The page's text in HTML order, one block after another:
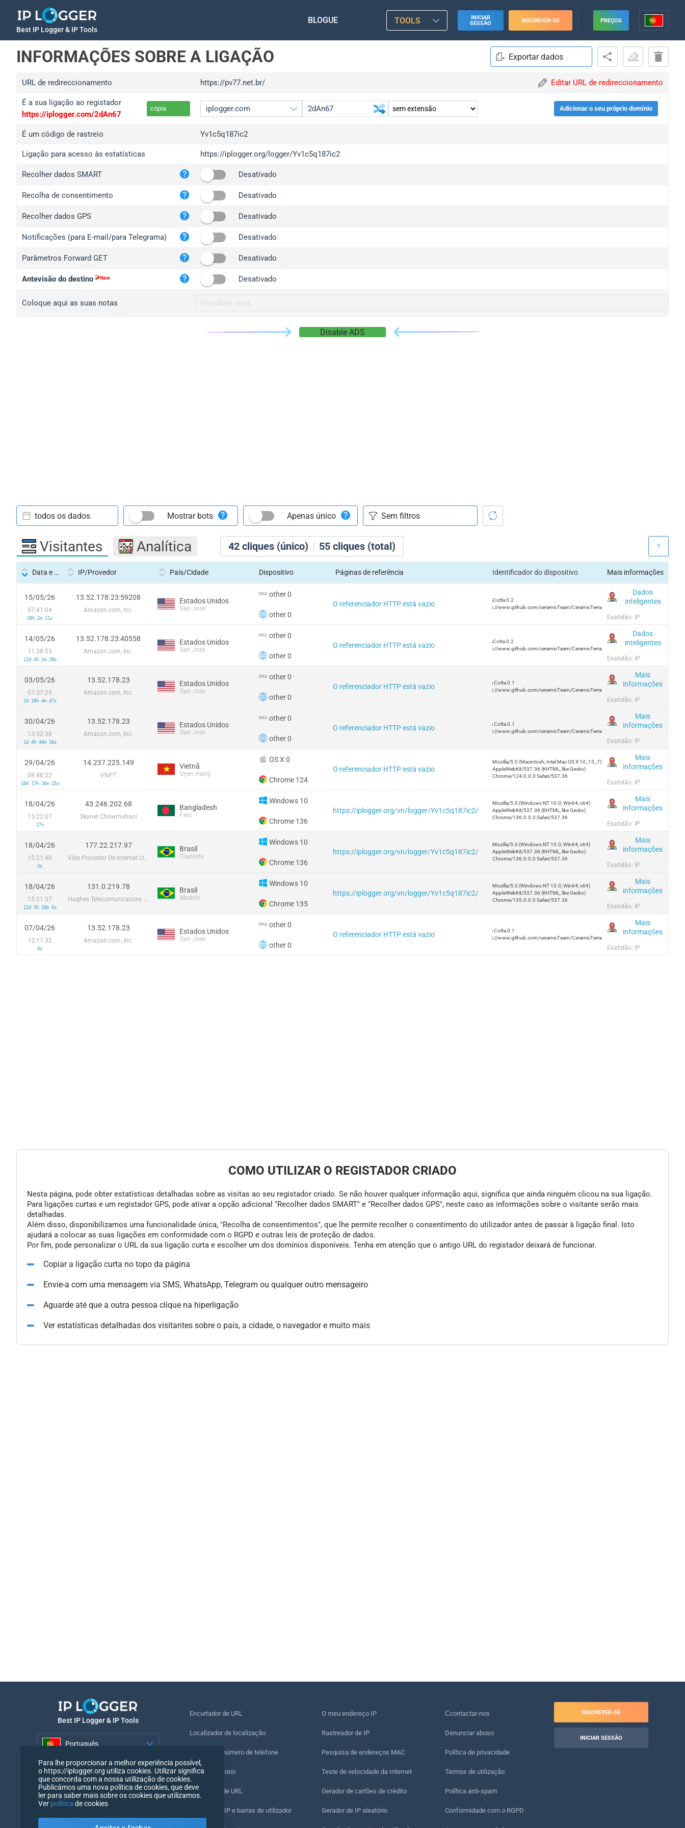
Best IP Logger & IP Tools
BLOGUE TOOLS
INICIAR
SESSÃO
INSCREVER-SE PREÇOS
INFORMAÇÕES SOBRE A LIGAÇÃO Exportar dados
URL de redireccionamento https://pv77.net.br/ Editar URL de redireccionamento
É a sua ligação ao registador
https://iplogger.com/2dAn67
cópia
iplogger.org
wl.gl
ed.tc
iplogger.com
iplogger.co
2no.co
yip.su
iplogger.info
Adicionar o seu próprio domínio
É um código de rastreio Yv1c5q187ic2
Ligação para acesso às estatísticas https://iplogger.org/logger/Yv1c5q187ic2
Recolher dados SMART Desativado
Recolha de consentimento Desativado
Recolher dados GPS Desativado
Notificações (para E-mail/para Telegrama) Desativado
Parâmetros Forward GET Desativado
Antevisão do destino Desativado
Coloque aqui as suas notas
Disable ADS
42 cliques (único) 55 cliques (total)
todos os dados Mostrar bots Apenas único
Visitantes Analítica 1
Data e hora IP/Provedor País/Cidade Dispositivo Páginas de referência Identificador do dispositivo Mais informações
15/05/26
07:41:04
20h 2m 11s
13.52.178.23:59208
Amazon.com, Inc.
Estados Unidos
San Jose
other 0
other 0
O referenciador HTTP está vazio
TerraCotta 0.2
https://www.github.com/ceramicTeam/CeramicTerracotta
Dados
inteligentes
Exatidão: IP
14/05/26
11:38:53
11d 4h 1m 28s
13.52.178.23:40558
Amazon.com, Inc.
Estados Unidos
San Jose
other 0
other 0
O referenciador HTTP está vazio
TerraCotta 0.2
https://www.github.com/ceramicTeam/CeramicTerracotta
Dados
inteligentes
Exatidão: IP
03/05/26
07:37:25
2d 18h 4m 47s
13.52.178.23
Amazon.com, Inc.
Estados Unidos
San Jose
other 0
other 0
O referenciador HTTP está vazio
Terra Cotta 0.1
https://www.github.com/ceramicTeam/CeramicTerracotta
Mais
informações
Exatidão: IP
30/04/26
13:32:38
1d 4h 44m 16s
13.52.178.23
Amazon.com, Inc.
Estados Unidos
San Jose
other 0
other 0
O referenciador HTTP está vazio
Terra Cotta 0.1
https://www.github.com/ceramicTeam/CeramicTerracotta
Mais
informações
Exatidão: IP
29/04/26
08:48:22
10d 17h 26m 15s
14.237.225.149
VNPT
Vietnã
Uyen Hung
OS X 0
Chrome 124
O referenciador HTTP está vazio
Mozilla/5.0 (Macintosh; Intel Mac OS X 10_15_7)
AppleWebKit/537.36 (KHTML, like Gecko)
Chrome/124.0.0.0 Safari/537.36
Mais
informações
Exatidão: IP
18/04/26
15:22:07
27s
43.246.202.68
Skynet Chowmuhani
Bangladesh
Feni
Windows 10
Chrome 136
https://iplogger.org/vn/logger/Yv1c5q187ic2/
Mozilla/5.0 (Windows NT 10.0; Win64; x64)
AppleWebKit/537.36 (KHTML, like Gecko)
Chrome/136.0.0.0 Safari/537.36
Mais
informações
Exatidão: IP
18/04/26
15:21:40
3s
177.22.217.97
Vibe Provedor De Internet Ltda
Brasil
Cianorte
Windows 10
Chrome 136
https://iplogger.org/vn/logger/Yv1c5q187ic2/
Mozilla/5.0 (Windows NT 10.0; Win64; x64)
AppleWebKit/537.36 (KHTML, like Gecko)
Chrome/136.0.0.0 Safari/537.36
Mais
informações
Exatidão: IP
18/04/26
15:21:37
11d 3h 10m 5s
131.0.219.78
Hughes Telecomunicacoes Do Brasil Ltda.
Brasil
Modelo
Windows 10
Chrome 135
https://iplogger.org/vn/logger/Yv1c5q187ic2/
Mozilla/5.0 (Windows NT 10.0; Win64; x64)
AppleWebKit/537.36 (KHTML, like Gecko)
Chrome/135.0.0.0 Safari/537.36
Mais
informações
Exatidão: IP
07/04/26
12:11:32
0s
13.52.178.23
Amazon.com, Inc.
Estados Unidos
San Jose
other 0
other 0
O referenciador HTTP está vazio
Terra Cotta 0.1
https://www.github.com/ceramicTeam/CeramicTerracotta
Mais
informações
Exatidão: IP
COMO UTILIZAR O REGISTADOR CRIADO
Nesta página, pode obter estatísticas detalhadas sobre as visitas ao seu registador criado. Se não houver qualquer informação aqui, significa que ainda ninguém clicou na sua ligação.
Para ligações curtas e um registador GPS, pode ativar a opção adicional "Recolher dados SMART" e "Recolher dados GPS", neste caso as informações sobre o visitante serão mais
detalhadas.
Além disso, disponibilizamos uma funcionalidade única, "Recolha de consentimentos", que lhe permite recolher o consentimento do utilizador antes de passar à ligação final. Isto
ajudará a colocar as suas ligações em conformidade com o RGPD e outras leis de proteção de dados.
Por fim, pode personalizar o URL da sua ligação curta e escolher um dos domínios disponíveis. Tenha em atenção que o antigo URL do registador deixará de funcionar.
Copiar a ligação curta no topo da página
Envie-a com uma mensagem via SMS, WhatsApp, Telegram ou qualquer outro mensageiro
Aguarde até que a outra pessoa clique na hiperligação
Ver estatísticas detalhadas dos visitantes sobre o país, a cidade, o navegador e muito mais
Best IP Logger & IP Tools
Português
Português
Encurtador de URL
Localizador de localização
Localizar o número de telefone
Pixel de rastreio
Verificador de URL
Contadores IP e barras de utilizador
O meu endereço IP
Rastreador de IP
Pesquisa de endereços MAC
Teste de velocidade da Internet
Gerador de cartões de crédito
Gerador de IP aleatório
Сcontactar-nos
Denunciar abuso
Política de privacidade
Termos de utilização
Política anti-spam
Conformidade com o RGPD
INSCREVER-SE
INICIAR SESSÃO
Para lhe proporcionar a melhor experiência possível,
o https://iplogger.org utiliza cookies. Utilizar significa
que concorda com a nossa utilização de cookies.
Publicámos uma nova política de cookies, que deve
ler para saber mais sobre os cookies que utilizamos.
Ver política de cookies